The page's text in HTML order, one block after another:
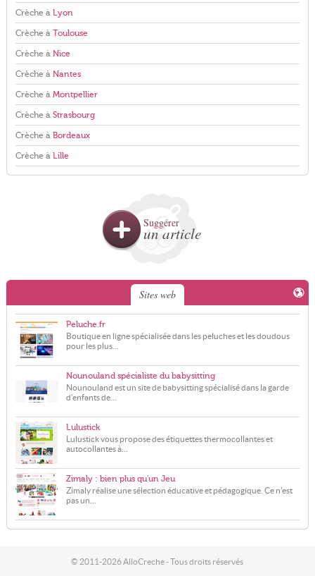
Crèche à Lyon
Crèche à Toulouse
Crèche à Nice
Crèche à Nantes
Crèche à Montpellier
Crèche à Strasbourg
Crèche à Bordeaux
Crèche à Lille
Suggérer
un article
Sites web
Peluche.fr
Boutique en ligne spécialisée dans les peluches et les doudous
pour les plus...
Nounouland spécialiste du babysitting
Nounouland est un site de babysitting spécialisé dans la garde
d'enfants de...
Lulustick
Lulustick vous propose des étiquettes thermocollantes et
autocollantes à...
Zimaly : bien plus qu'un Jeu
Zimaly réalise une sélection éducative et pédagogique. Ce n'est
pas un...
© 2011-2026 AlloCreche - Tous droits réservés